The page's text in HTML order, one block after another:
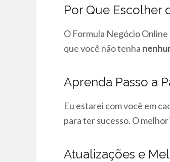
Por Que Escolher
O Formula Negócio
que você não tenha
Aprenda Passo a
Eu estarei com você em
para ter sucesso. O
Atualizações e